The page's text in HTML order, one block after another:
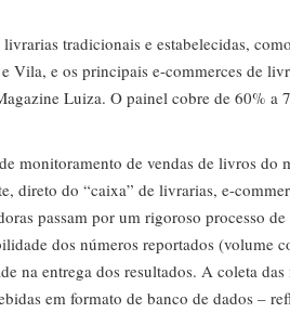
tradicionais e estabelecidas,
Vila, e os principais e-commerces de
Luiza. O painel cobre de 60% a
monitoramento de vendas de livros do
direto do “caixa” de livrarias, e-
passam por um rigoroso processo
dos números reportados (volume
na entrega dos resultados. A coleta
em formato de banco de dados –